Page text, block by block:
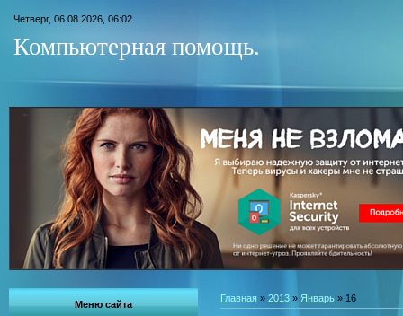
Четверг, 06.08.2026, 06:02
Компьютерная помощь.
Меню сайта
Главная » 2013 » Январь » 16